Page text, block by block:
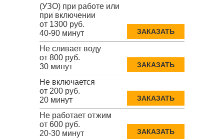
(УЗО) при работе или
при включении
от 1300 руб.
40-90 минут
ЗАКАЗАТЬ
Не сливает воду
от 800 руб.
30 минут
ЗАКАЗАТЬ
Не включается
от 200 руб.
20 минут
ЗАКАЗАТЬ
Не работает отжим
от 600 руб.
20-30 минут
ЗАКАЗАТЬ